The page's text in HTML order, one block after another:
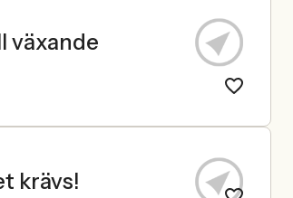
växande
krävs!